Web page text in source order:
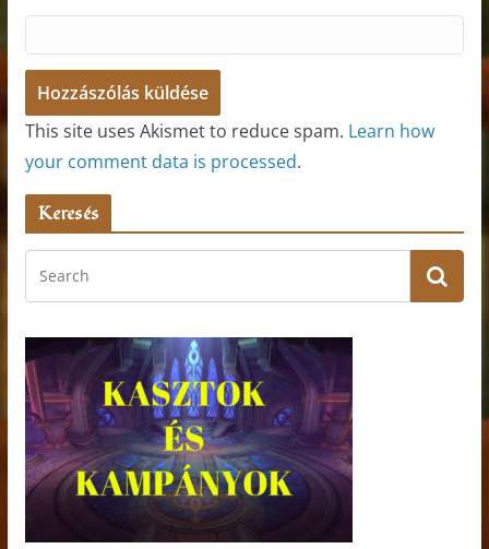
This site uses Akismet to reduce spam. Learn how
your comment data is processed.
Keresés